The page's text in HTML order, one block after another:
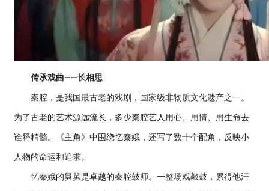
传承戏曲——长相思
秦腔，是我国最古老的戏剧，国家级非物质文化遗产之一。
为了古老的艺术源远流长，多少秦腔艺人用心、用情、用生命去
诠释精髓。《主角》中围绕忆秦娥，还写了数十个配角，反映小
人物的命运和追求。
忆秦娥的舅舅是卓越的秦腔鼓师。一整场戏敲鼓，累得他汗